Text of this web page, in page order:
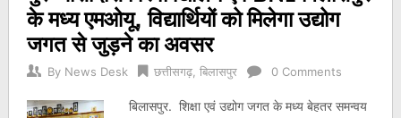
के मध्य एमओयू, विद्यार्थियों को मिलेगा उद्योग
जगत से जुड़ने का अवसर
By News Desk छत्तीसगढ़, बिलासपुर 0 Comments
बिलासपुर. शिक्षा एवं उद्योग जगत के मध्य बेहतर समन्वय